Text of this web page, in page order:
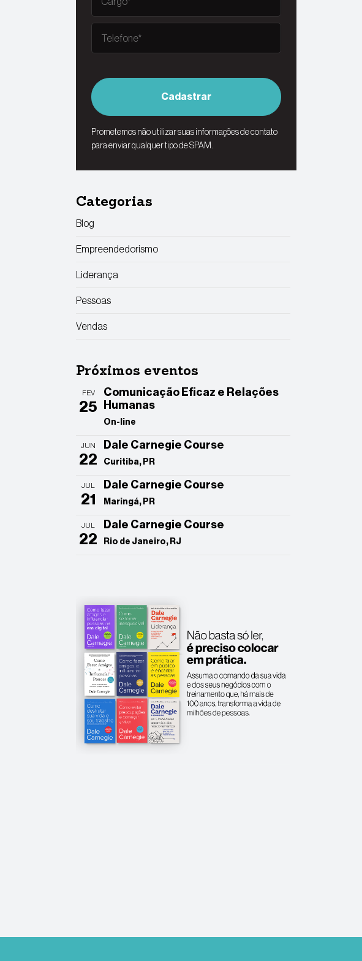
Cadastrar
Prometemos não utilizar suas informações de contato
para enviar qualquer tipo de SPAM.
Categorias
Blog
Empreendedorismo
Liderança
Pessoas
Vendas
Próximos eventos
FEV
25
Comunicação Eficaz e Relações
Humanas
On-line
JUN
22
Dale Carnegie Course
Curitiba, PR
JUL
21
Dale Carnegie Course
Maringá, PR
JUL
22
Dale Carnegie Course
Rio de Janeiro, RJ